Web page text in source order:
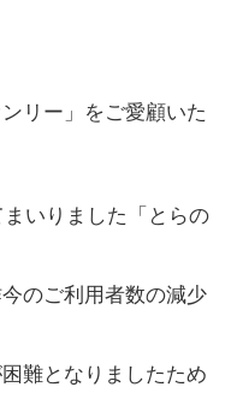
リー」をご愛顧いた
いりました「とらの
のご利用者数の減少
難となりましたため